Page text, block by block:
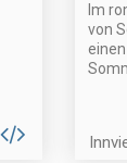
Im
von